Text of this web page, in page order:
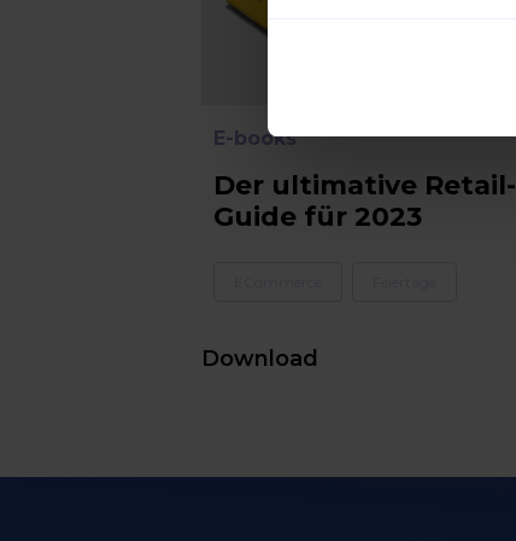
E-books
Der ultimative Retail-
Guide für 2023
Download